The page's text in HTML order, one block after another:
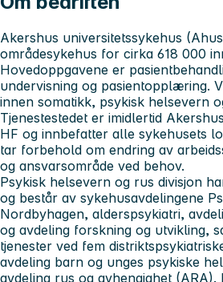
Akershus universitetssykehus
områdesykehus for cirka 618 000
Hovedoppgavene er
undervisning og pasientopplæring.
innen somatikk, psykisk helsevern
Tjenestestedet er imidlertid
HF og innbefatter alle sykehusets
tar forbehold om endring av
og ansvarsområde ved behov.
Psykisk helsevern og rus divisjon
og består av sykehusavdelingene
Nordbyhagen, alderspsykiatri,
og avdeling forskning og utvikling,
tjenester ved fem
avdeling barn og unges psykiske
avdeling rus og avhengighet (ARA).